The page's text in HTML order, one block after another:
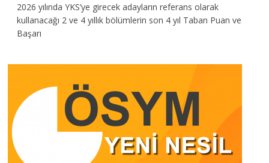
2026 yılında YKS’ye girecek adayların referans olarak
kullanacağı 2 ve 4 yıllık bölümlerin son 4 yıl Taban Puan ve
Başarı